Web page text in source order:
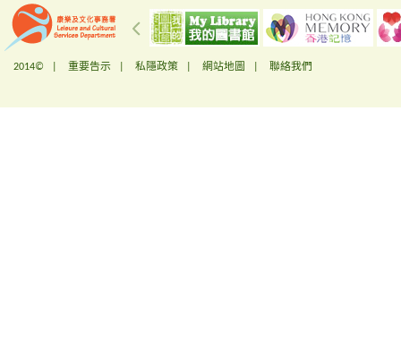
2014© | 重要告示 私隱政策 網站地圖 聯絡我們